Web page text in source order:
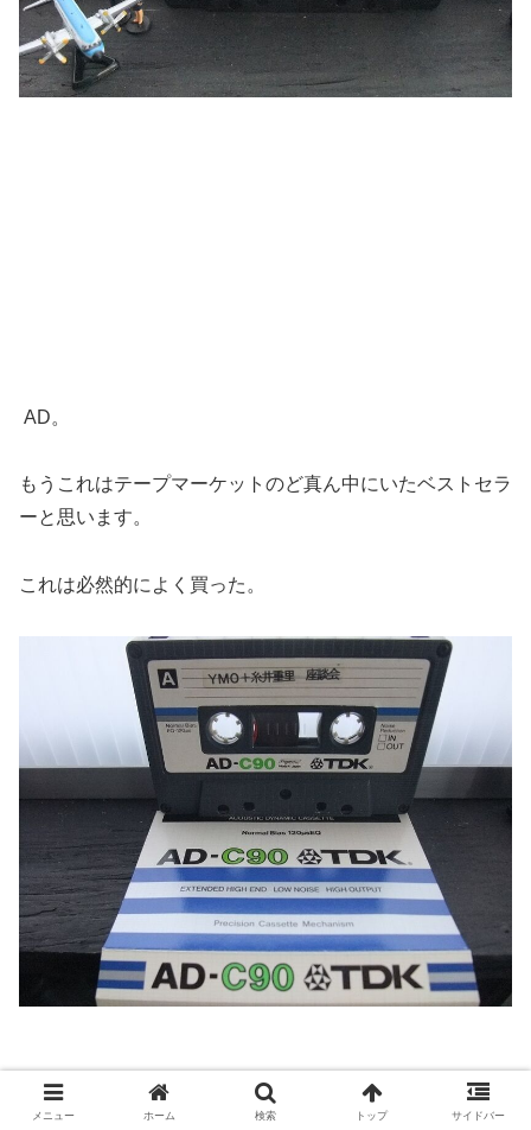
AD。
もうこれはテープマーケットのど真ん中にいたベストセラ
ーと思います。
これは必然的によく買った。
メニュー ホーム 検索 トップ サイドバー